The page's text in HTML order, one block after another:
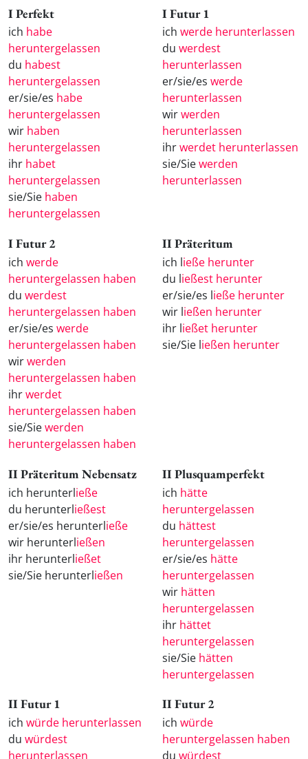
I Perfekt
ich habe
heruntergelassen
du habest
heruntergelassen
er/sie/es habe
heruntergelassen
wir haben
heruntergelassen
ihr habet
heruntergelassen
sie/Sie haben
heruntergelassen
I Futur 1
ich werde herunterlassen
du werdest
herunterlassen
er/sie/es werde
herunterlassen
wirwerden
herunterlassen
ihrwerdet herunterlassen
sie/Siewerden
herunterlassen
I Futur 2
ich werde
heruntergelassen haben
du werdest
heruntergelassen haben
er/sie/es werde
heruntergelassen haben
wirwerden
heruntergelassen haben
ihrwerdet
heruntergelassen haben
sie/Siewerden
heruntergelassen haben
II Präteritum
ich ließe herunter
du ließest herunter
er/sie/es ließe herunter
wir ließen herunter
ihr ließet herunter
sie/Sie ließen herunter
II Präteritum Nebensatz
ich herunterließe
du herunterließest
er/sie/es herunterließe
wir herunterließen
ihr herunterließet
sie/Sie herunterließen
II Plusquamperfekt
ich hätte
heruntergelassen
du hättest
heruntergelassen
er/sie/es hätte
heruntergelassen
wir hätten
heruntergelassen
ihr hättet
heruntergelassen
sie/Sie hätten
heruntergelassen
II Futur 1
ich würde herunterlassen
du würdest
herunterlassen
II Futur 2
ich würde
heruntergelassen haben
du würdest